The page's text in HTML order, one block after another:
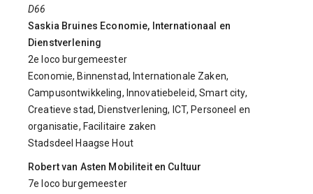
D66
Saskia Bruines Economie, Internationaal en
Dienstverlening
2e loco burgemeester
Economie, Binnenstad, Internationale Zaken,
Campusontwikkeling, Innovatiebeleid, Smart city,
Creatieve stad, Dienstverlening, ICT, Personeel en
organisatie, Facilitaire zaken
Stadsdeel Haagse Hout
Robert van Asten Mobiliteit en Cultuur
7e loco burgemeester